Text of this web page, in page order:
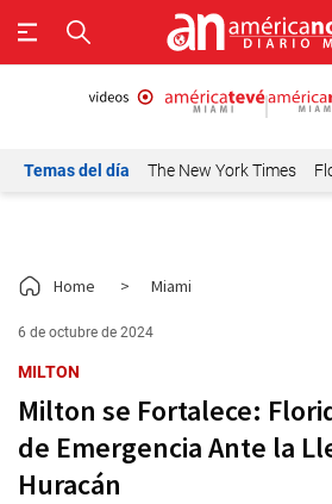
Temas del día The New York Times
Home > Miami
6 de octubre de 2024
MILTON
Milton se Fortalece:
de Emergencia Ante la
Huracán